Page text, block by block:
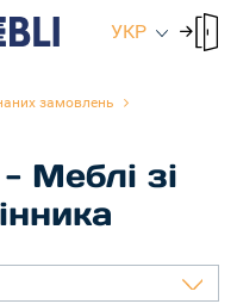
УКР
замовлень
Меблі зі